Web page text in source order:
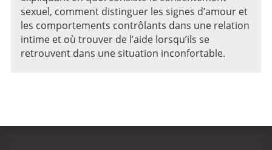
sexuel, comment distinguer les signes d’amour et
les comportements contrôlants dans une relation
intime et où trouver de l’aide lorsqu’ils se
retrouvent dans une situation inconfortable.